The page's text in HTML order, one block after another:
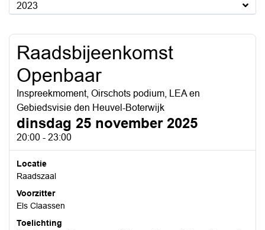
2023
Raadsbijeenkomst
Openbaar
Inspreekmoment, Oirschots podium, LEA en
Gebiedsvisie den Heuvel-Boterwijk
dinsdag 25 november 2025
20:00 - 23:00
Locatie
Raadszaal
Voorzitter
Els Claassen
Toelichting